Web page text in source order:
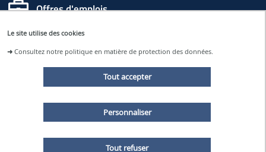
Le site utilise des cookies
➜Consultez notre politique en matière de protection des données.
Tout accepter
Tout refuser
Personnaliser
Offres d'emplois
OFFRES D'EMPLOIS, DE THÈSES ET DE STAGES AU LHEEA
OFFRES D'EMPLOI À CENTRALE NANTES
Restons connectés
ACTUALITÉS ET ÉVÉNEMENTS DU LHEEA